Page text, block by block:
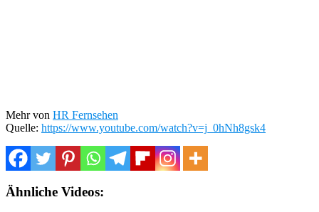
Mehr von HR Fernsehen
Quelle: https://www.youtube.com/watch?v=j_0hNh8gsk4
Ähnliche Videos: